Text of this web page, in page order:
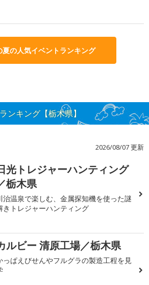
夏の人気イベントランキング
ンキング【栃木県】
2026/08/07 更新
光トレジャーハンティング
栃木県
治温泉で楽しむ、金属探知機を使った謎
きトレジャーハンティング
ルビー 清原工場／栃木県
っぱえびせんやフルグラの製造工程を見